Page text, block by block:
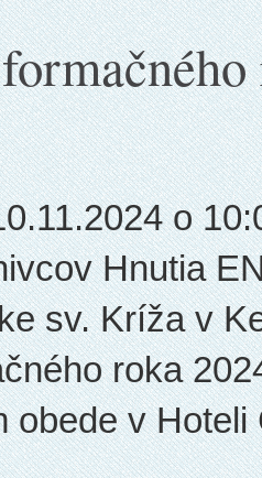
o
Hnutia
sv. Kríža v
roka
obede v